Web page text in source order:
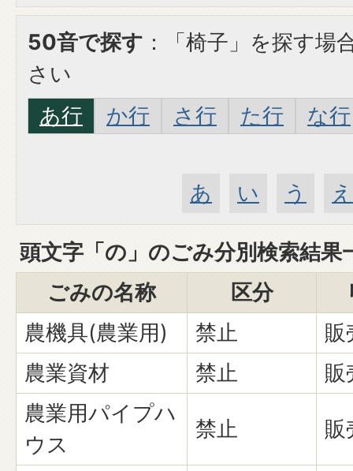
50音で探す ：「椅子」を探す場
さい
あ行
か行 さ行 た行 な行
あ い う え
頭文字「 の 」のごみ分別検索結果
ごみの名称
区分
農機具(農業用)
禁止
販
農業資材
禁止
販
農業用パイプハ
ウス
禁止 販